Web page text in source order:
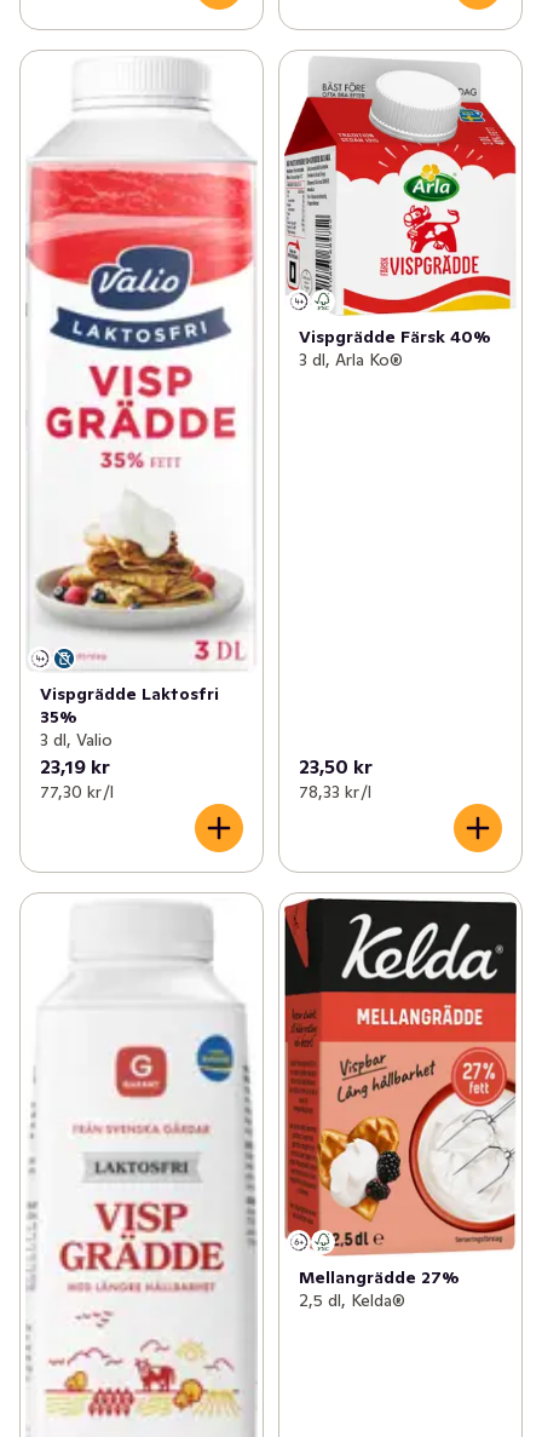
Vispgrädde Laktosfri
35%
3 dl, Valio
23,19 kr
77,30 kr /l
Vispgrädde Färsk 40%
3 dl, Arla Ko®
23,50 kr
78,33 kr /l
Mellangrädde 27%
2,5 dl, Kelda®